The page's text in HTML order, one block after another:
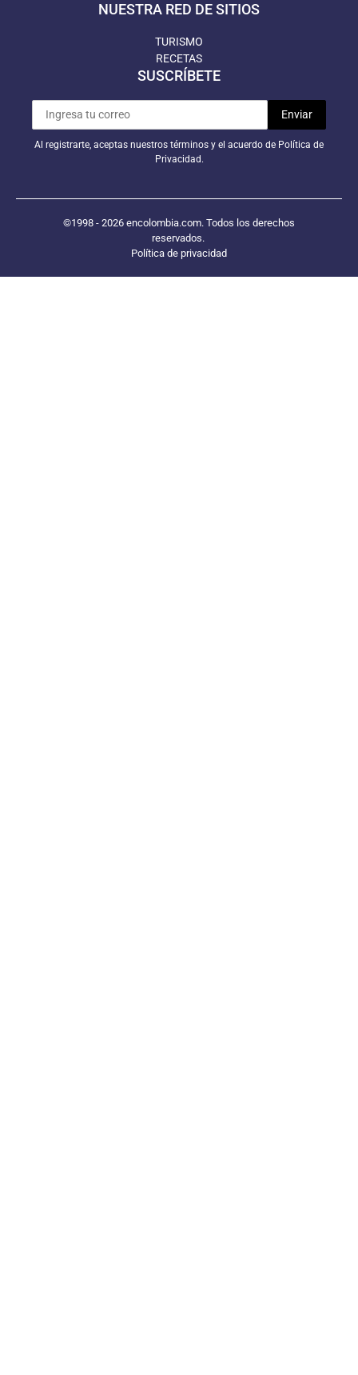
NUESTRA RED DE SITIOS
TURISMO
RECETAS
SUSCRÍBETE
Al registrarte, aceptas nuestros términos y el acuerdo de Política de
Privacidad.
©1998 - 2026 encolombia.com. Todos los derechos
reservados.
Política de privacidad